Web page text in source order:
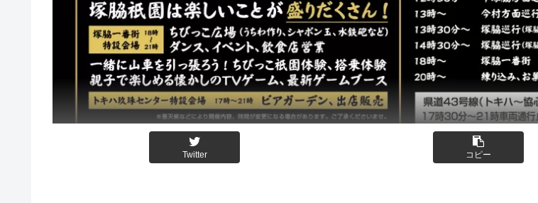
Twitter コピー